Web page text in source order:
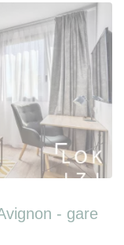
- gare